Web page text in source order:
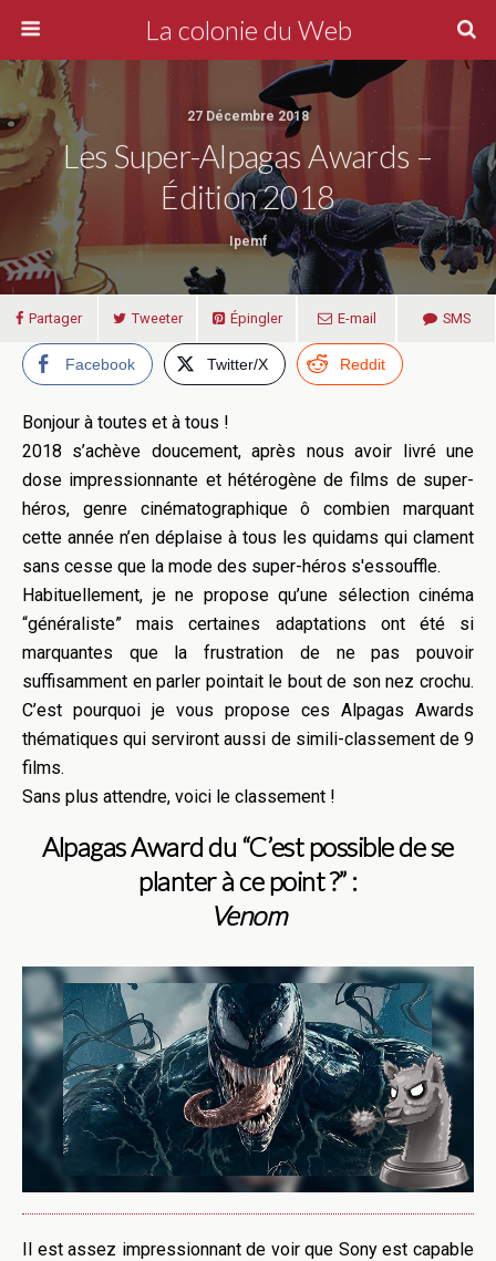
La colonie du Web
27 Décembre 2018
Les Super-Alpagas Awards –
Édition 2018
Ipemf
Partager Tweeter Épingler E-mail SMS
Facebook Twitter/X Reddit
Bonjour à toutes et à tous !
2018 s’achève doucement, après nous avoir livré une
dose impressionnante et hétérogène de films de super-
héros, genre cinématographique ô combien marquant
cette année n’en déplaise à tous les quidams qui clament
sans cesse que la mode des super-héros s'essouffle.
Habituellement, je ne propose qu’une sélection cinéma
“généraliste” mais certaines adaptations ont été si
marquantes que la frustration de ne pas pouvoir
suffisamment en parler pointait le bout de son nez crochu.
C’est pourquoi je vous propose ces Alpagas Awards
thématiques qui serviront aussi de simili-classement de 9
films.
Sans plus attendre, voici le classement !
Alpagas Award du “C’est possible de se
planter à ce point ?” :
Venom
Il est assez impressionnant de voir que Sony est capable